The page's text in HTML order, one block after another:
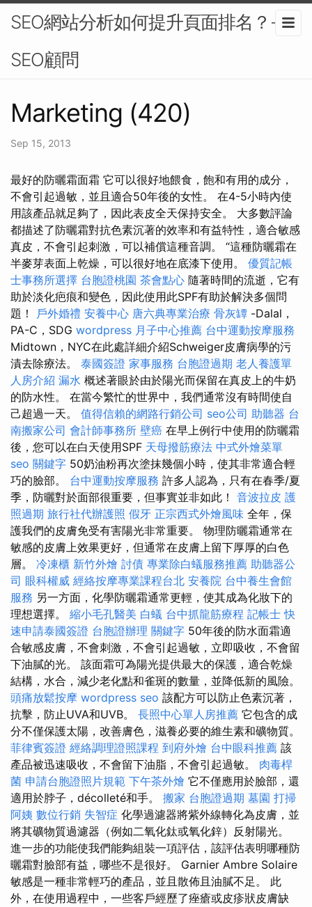
SEO網站分析如何提升頁面排名？-
SEO顧問
Marketing (420)
Sep 15, 2013
最好的防曬霜面霜 它可以很好地餵食，飽和有用的成分，
不會引起過敏，並且適合50年後的女性。 在4-5小時內使
用該產品就足夠了，因此表皮全天保持安全。 大多數評論
都描述了防曬霜對抗色素沉著的效率和有益特性，適合敏感
真皮，不會引起刺激，可以補償這種音調。 “這種防曬霜在
半麥芽表面上乾燥，可以很好地在底漆下使用。 優質記帳
士事務所選擇 台胞證桃園 茶會點心 隨著時間的流逝，它有
助於淡化疤痕和變色，因此使用此SPF有助於解決多個問
題！ 戶外婚禮 安養中心 唐六典專業治療 骨灰罈 -Dalal，
PA-C，SDG wordpress 月子中心推薦 台中運動按摩服務
Midtown，NYC在此處詳細介紹Schweiger皮膚病學的污
漬去除療法。 泰國簽證 家事服務 台胞證過期 老人養護單
人房介紹 漏水 概述著眼於由於陽光而保留在真皮上的牛奶
的防水性。 在當今繁忙的世界中，我們通常沒有時間使自
己超過一天。 值得信賴的網路行銷公司 seo公司 助聽器 台
南搬家公司 會計師事務所 壁癌 在早上例行中使用的防曬霜
後，您可以在白天使用SPF 天母撥筋療法 中式外燴菜單
seo 關鍵字 50奶油粉再次塗抹幾個小時，使其非常適合輕
巧的臉部。 台中運動按摩服務 許多人認為，只有在春季/夏
季，防曬對於面部很重要，但事實並非如此！ 音波拉皮 護
照過期 旅行社代辦護照 假牙 正宗西式外燴風味 全年，保
護我們的皮膚免受有害陽光非常重要。 物理防曬霜通常在
敏感的皮膚上效果更好，但通常在皮膚上留下厚厚的白色
層。 冷凍櫃 新竹外燴 討債 專業除白蟻服務推薦 助聽器公
司 眼科權威 經絡按摩專業課程台北 安養院 台中養生會館
服務 另一方面，化學防曬霜通常更輕，使其成為化妝下的
理想選擇。 縮小毛孔醫美 白蟻 台中抓龍筋療程 記帳士 快
速申請泰國簽證 台胞證辦理 關鍵字 50年後的防水面霜適
合敏感皮膚，不會刺激，不會引起過敏，立即吸收，不會留
下油膩的光。 該面霜可為陽光提供最大的保護，適合乾燥
結構，水合，減少老化點和雀斑的數量，並降低新的風險。
頭痛放鬆按摩 wordpress seo 該配方可以防止色素沉著，
抗擊，防止UVA和UVB。 長照中心單人房推薦 它包含的成
分不僅保護太陽，改善膚色，滋養必要的維生素和礦物質。
菲律賓簽證 經絡調理證照課程 到府外燴 台中眼科推薦 該
產品被迅速吸收，不會留下油脂，不會引起過敏。 肉毒桿
菌 申請台胞證照片規範 下午茶外燴 它不僅應用於臉部，還
適用於脖子，décolleté和手。 搬家 台胞證過期 墓園 打掃
阿姨 數位行銷 失智症 化學過濾器將紫外線轉化為皮膚，並
將其礦物質過濾器（例如二氧化鈦或氧化鋅）反射陽光。
進一步的功能使我們能夠組裝一項評估，該評估表明哪種防
曬霜對臉部有益，哪些不是很好。 Garnier Ambre Solaire
敏感是一種非常輕巧的產品，並且散佈且油膩不足。 此
外，在使用過程中，一些客戶經歷了痤瘡或皮疹狀皮膚缺